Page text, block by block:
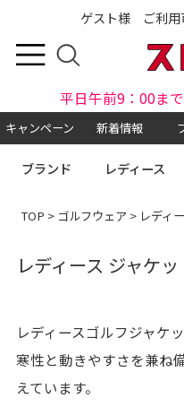
ゲスト様 ご利用
平日午前9：00ま
キャンペーン 新着情報
ブランド レディース
TOP > ゴルフウェア > レディ
レディース ジャケッ
レディースゴルフジャケ
寒性と動きやすさを兼ね
えています。